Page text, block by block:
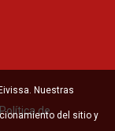
Política de
Nuestras
del sitio y